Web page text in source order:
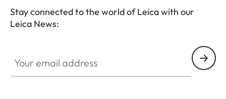
Stay connected to the world of Leica with our
Leica News: